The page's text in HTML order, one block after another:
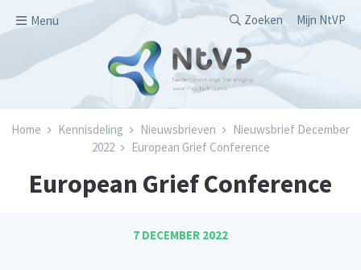
Menu
Secondary
Zoeken Mijn NtVP
Kruimelpad
Home Kennisdeling Nieuwsbrieven
Nieuwsbrief December
2022
European Grief Conference
European Grief Conference
7 DECEMBER 2022